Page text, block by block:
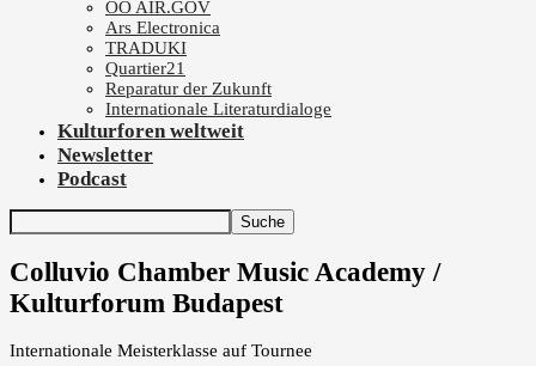
OÖ AIR.GOV
Ars Electronica
TRADUKI
Quartier21
Reparatur der Zukunft
Internationale Literaturdialoge
Kulturforen weltweit
Newsletter
Podcast
Colluvio Chamber Music Academy /
Kulturforum Budapest
Internationale Meisterklasse auf Tournee